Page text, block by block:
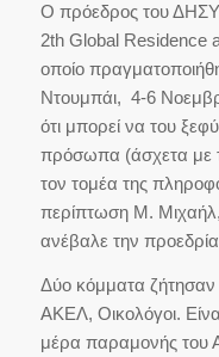
Ο πρόεδρος του ΔΗΣΥ
2th Global Residence
οποίο
Ντουμπάι, 4-6
ότι μπορεί να του
πρόσωπα (άσχετα με
τον τομέα της
περίπτωση Μ.
ανέβαλε την
Δύο κόμματα ζήτησαν
ΑΚΕΛ, Οικολόγοι.
μέρα παραμονής του